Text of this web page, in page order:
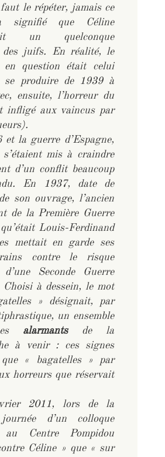
le répéter, jamais ce
signifié que Céline
un quelconque
des juifs. En réalité, le
en question était celui
produire de 1939 à
ensuite, l’horreur du
infligé aux vaincus par
la guerre d’Espagne,
s’étaient mis à craindre
d’un conflit beaucoup
En 1937, date de
son ouvrage, l’ancien
de la Première Guerre
Louis-Ferdinand
mettait en garde ses
contre le risque
Seconde Guerre
Choisi à dessein, le mot
» désignait, par
un ensemble
alarmantsde la
à venir : ces signes
que « bagatelles » par
horreurs que réservait
2011, lors de la
d’un colloque
au Centre Pompidou
Céline » que « sur